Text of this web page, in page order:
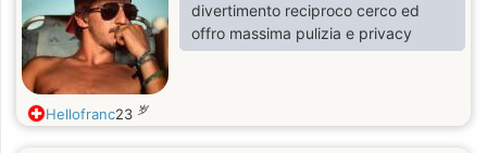
divertimento reciproco cerco ed
offro massima pulizia e privacy
Hellofranc23 岁